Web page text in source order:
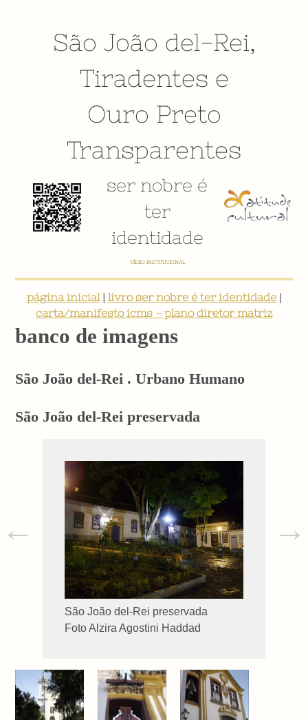
São João del-Rei,
Tiradentes e
Ouro Preto
Transparentes
ser nobre é
ter
identidade
VÍDEO INSTITUCIONAL
página inicial| livro ser nobre é ter identidade|
carta/manifesto icms - plano diretor matriz
banco de imagens
São João del-Rei . Urbano Humano
São João del-Rei preservada
São João del-Rei preservada
Foto Alzira Agostini Haddad
← →